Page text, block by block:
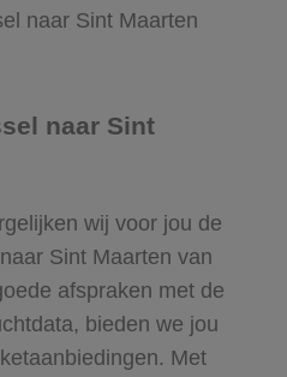
naar Sint Maarten
naar Sint
wij voor jou de
Sint Maarten van
afspraken met de
bieden we jou
Met